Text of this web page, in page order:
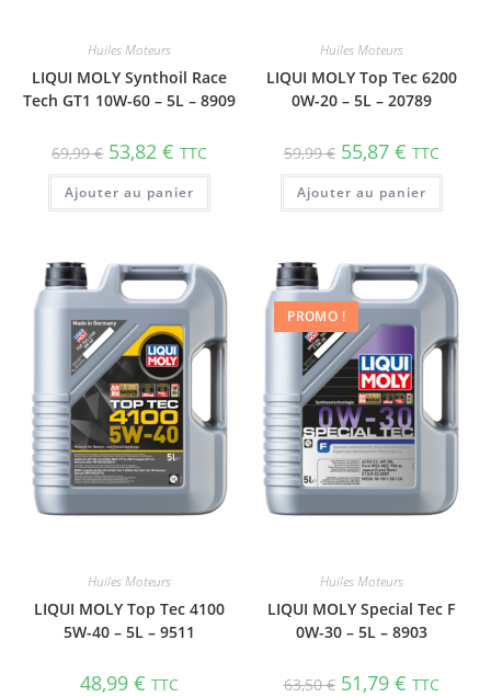
Huiles Moteurs
LIQUI MOLY Synthoil Race
Tech GT1 10W-60 – 5L – 8909
69,99€ 53,82€ TTC
Ajouter au panier
Huiles Moteurs
LIQUI MOLY Top Tec 6200
0W-20 – 5L – 20789
59,99€ 55,87 € TTC
Ajouter au panier
Huiles Moteurs
LIQUI MOLY Top Tec 4100
5W-40 – 5L – 9511
48,99€ TTC
PROMO !
Huiles Moteurs
LIQUI MOLY Special Tec F
0W-30 – 5L – 8903
63,50€ 51,79 € TTC